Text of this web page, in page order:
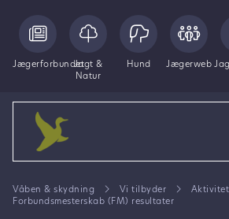
JægerforbundetJagt &
Natur
Hund Jægerweb
Våben & skydning Vi tilbyder
Forbundsmesterskab (FM) resultater